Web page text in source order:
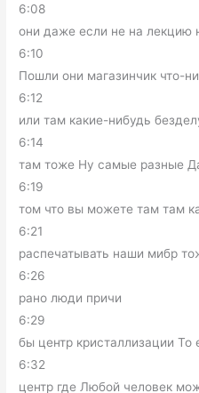
6:08
они даже если не на лекцию
6:10
Пошли они магазинчик что-
6:12
или там какие-нибудь
6:14
там тоже Ну самые разные
6:19
том что вы можете там там
6:21
распечатывать наши мибр
6:26
рано люди причи
6:29
бы центр кристаллизации То
6:32
центр где Любой человек